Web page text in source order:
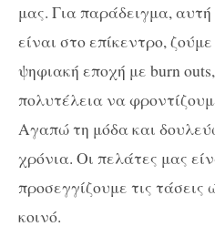
μας. Για παράδειγμα, αυτή
είναι στο επίκεντρο,
ψηφιακή εποχή με burn
πολυτέλεια να
Αγαπώ τη μόδα και
χρόνια. Οι πελάτες μας
προσεγγίζουμε τις
κοινό.